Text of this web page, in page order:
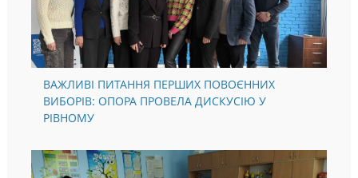
ВАЖЛИВІ ПИТАННЯ ПЕРШИХ ПОВОЄННИХ
ВИБОРІВ: ОПОРА ПРОВЕЛА ДИСКУСІЮ У
РІВНОМУ